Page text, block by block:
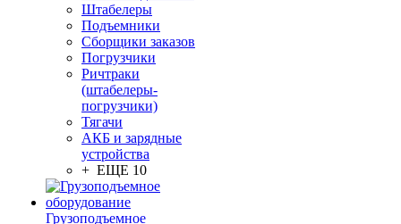
Штабелеры
Подъемники
Сборщики заказов
Погрузчики
Ричтраки
(штабелеры-
погрузчики)
Тягачи
АКБ и зарядные
устройства
+ ЕЩЕ 10
Грузоподъемное